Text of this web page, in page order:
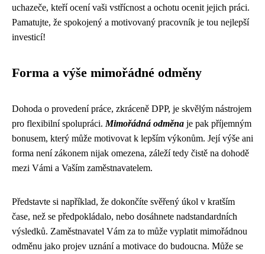
uchazeče, kteří ocení vaši vstřícnost a ochotu ocenit jejich práci.
Pamatujte, že spokojený a motivovaný pracovník je tou nejlepší
investicí!
Forma a výše mimořádné odměny
Dohoda o provedení práce, zkráceně DPP, je skvělým nástrojem
pro flexibilní spolupráci. Mimořádná odměna je pak příjemným
bonusem, který může motivovat k lepším výkonům. Její výše ani
forma není zákonem nijak omezena, záleží tedy čistě na dohodě
mezi Vámi a Vaším zaměstnavatelem.
Představte si například, že dokončíte svěřený úkol v kratším
čase, než se předpokládalo, nebo dosáhnete nadstandardních
výsledků. Zaměstnavatel Vám za to může vyplatit mimořádnou
odměnu jako projev uznání a motivace do budoucna. Může se